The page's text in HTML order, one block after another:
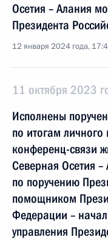
Осетия – Алания
Президента
12 января 2024 года,
11 октября 2023
Исполнены
по итогам
конференц-связи
Северная Осетия
по поручению
помощником
Федерации –
управления